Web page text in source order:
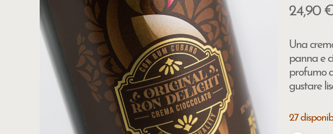
Hit enter to search or ESC to close
24,90
Una
panna e
profumo
gustare
27